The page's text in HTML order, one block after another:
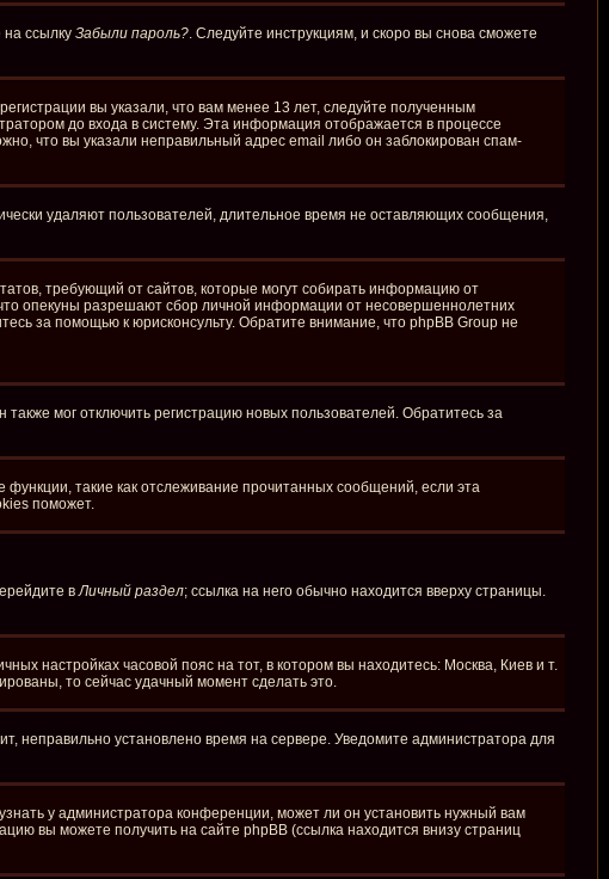
ссылку Забыли пароль?. Следуйте инструкциям, и скоро вы снова сможете
вы указали, что вам менее 13 лет, следуйте полученным
до входа в систему. Эта информация отображается в процессе
что вы указали неправильный адрес email либо он заблокирован спам-
удаляют пользователей, длительное время не оставляющих сообщения,
требующий от сайтов, которые могут собирать информацию от
опекуны разрешают сбор личной информации от несовершеннолетних
за помощью к юрисконсульту. Обратите внимание, что phpBB Group не
мог отключить регистрацию новых пользователей. Обратитесь за
такие как отслеживание прочитанных сообщений, если эта
поможет.
вЛичный раздел; ссылка на него обычно находится вверху страницы.
настройках часовой пояс на тот, в котором вы находитесь: Москва, Киев и т.
то сейчас удачный момент сделать это.
неправильно установлено время на сервере. Уведомите администратора для
у администратора конференции, может ли он установить нужный вам
вы можете получить на сайте phpBB (ссылка находится внизу страниц